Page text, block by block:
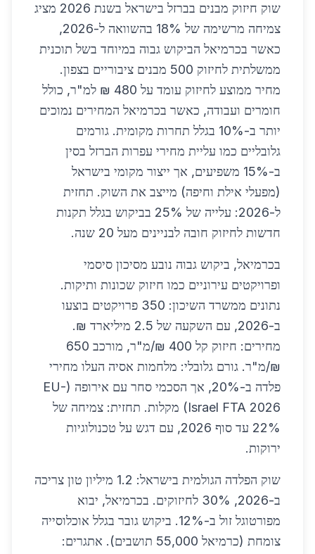
שוק חיזוק מבנים בברזל בישראל בשנת 2026 מציג
צמיחה מרשימה של 18% בהשוואה ל-2026,
כאשר בכרמיאל הביקוש גבוה במיוחד בשל תוכנית
ממשלתית לחיזוק 500 מבנים ציבוריים בצפון.
מחיר ממוצע לחיזוק עומד על 480 ₪ למ"ר, כולל
חומרים ועבודה, כאשר בכרמיאל המחירים נמוכים
יותר ב-10% בגלל תחרות מקומית. גורמים
גלובליים כמו עליית מחירי עפרות הברזל בסין
ב-15% משפיעים, אך ייצור מקומי בישראל
(מפעלי אילת וחיפה) מייצב את השוק. תחזית
ל-2026: עלייה של 25% בביקוש בגלל תקנות
חדשות לחיזוק חובה לבניינים מעל 20 שנה.
בכרמיאל, ביקוש גבוה נובע מסיכון סיסמי
ופרויקטים עירוניים כמו חיזוק שכונות ותיקות.
נתונים ממשרד השיכון: 350 פרויקטים בוצעו
ב-2026, עם השקעה של 2.5 מיליארד ₪.
מחירים: חיזוק קל 400 ₪/מ"ר, מורכב 650
₪/מ"ר. גורם גלובלי: מלחמות אסיה העלו מחירי
פלדה ב-20%, אך הסכמי סחר עם אירופה (EU-
Israel FTA 2026) מקלות. תחזית: צמיחה של
22% עד סוף 2026, עם דגש על טכנולוגיות
ירוקות.
שוק הפלדה הגולמית בישראל: 1.2 מיליון טון צריכה
ב-2026, 30% לחיזוקים. בכרמיאל, יבוא
מפורטוגל זול ב-12%. ביקוש גובר בגלל אוכלוסייה
צומחת (כרמיאל 55,000 תושבים). אתגרים: